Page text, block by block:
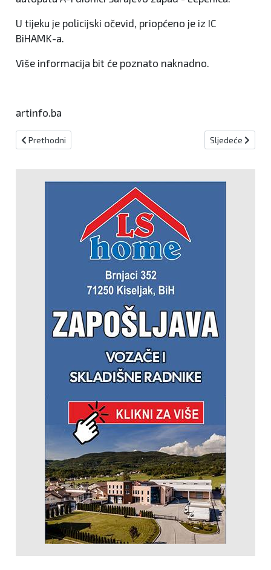
U tijeku je policijski očevid, priopćeno je iz IC
BiHAMK-a.
Više informacija bit će poznato naknadno.
artinfo.ba
Prethodni članak: Usporivači prometa na cesti Visoko – Kiseljak
Prethodni Sljedeći
Sljedeće